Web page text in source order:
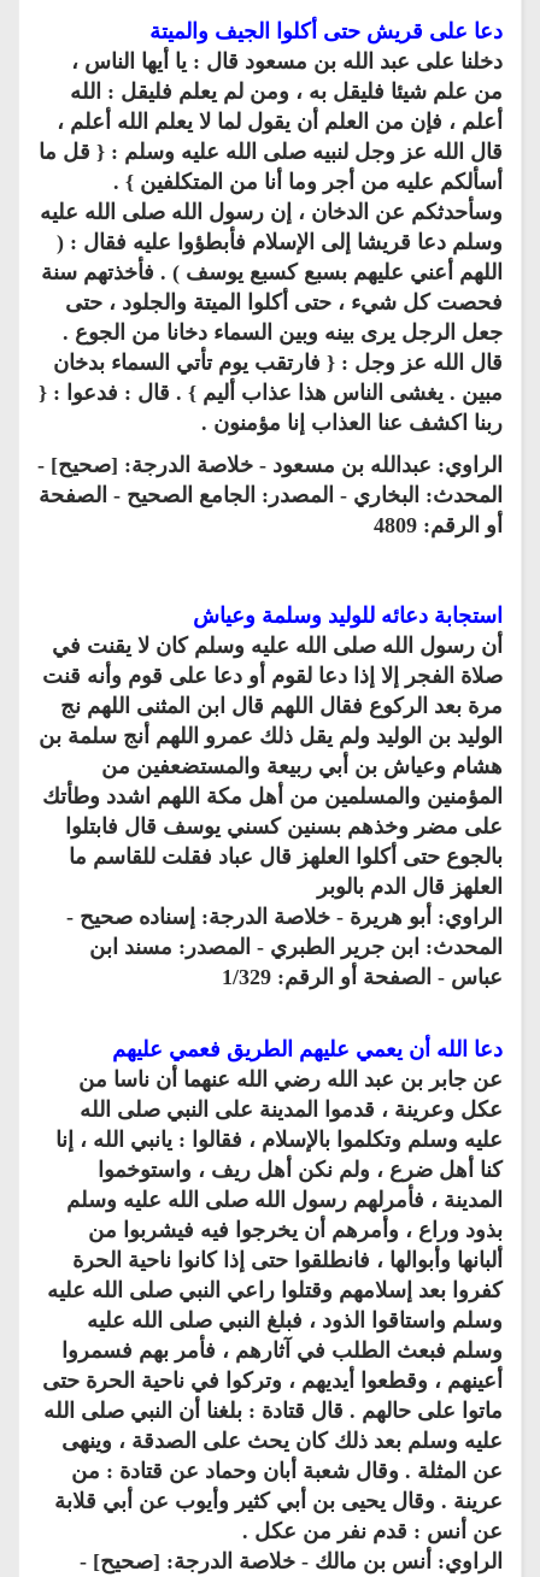
دعا على قريش حتى أكلوا الجيف والميتة
دخلنا على عبد الله بن مسعود قال : يا أيها الناس ،
من علم شيئا فليقل به ، ومن لم يعلم فليقل : الله
أعلم ، فإن من العلم أن يقول لما لا يعلم الله أعلم ،
قال الله عز وجل لنبيه صلى الله عليه وسلم : { قل ما
أسألكم عليه من أجر وما أنا من المتكلفين } .
وسأحدثكم عن الدخان ، إن رسول الله صلى الله عليه
وسلم دعا قريشا إلى الإسلام فأبطؤوا عليه فقال : (
اللهم أعني عليهم بسبع كسبع يوسف ) . فأخذتهم سنة
فحصت كل شيء ، حتى أكلوا الميتة والجلود ، حتى
جعل الرجل يرى بينه وبين السماء دخانا من الجوع .
قال الله عز وجل : { فارتقب يوم تأتي السماء بدخان
مبين . يغشى الناس هذا عذاب أليم } . قال : فدعوا : {
ربنا اكشف عنا العذاب إنا مؤمنون .
الراوي: عبدالله بن مسعود - خلاصة الدرجة: [صحيح] -
المحدث: البخاري - المصدر: الجامع الصحيح - الصفحة
أو الرقم: 4809
استجابة دعائه للوليد وسلمة وعياش
أن رسول الله صلى الله عليه وسلم كان لا يقنت في
صلاة الفجر إلا إذا دعا لقوم أو دعا على قوم وأنه قنت
مرة بعد الركوع فقال اللهم قال ابن المثنى اللهم نج
الوليد بن الوليد ولم يقل ذلك عمرو اللهم أنج سلمة بن
هشام وعياش بن أبي ربيعة والمستضعفين من
المؤمنين والمسلمين من أهل مكة اللهم اشدد وطأتك
على مضر وخذهم بسنين كسني يوسف قال فابتلوا
بالجوع حتى أكلوا العلهز قال عباد فقلت للقاسم ما
العلهز قال الدم بالوبر
الراوي: أبو هريرة - خلاصة الدرجة: إسناده صحيح -
المحدث: ابن جرير الطبري - المصدر: مسند ابن
عباس - الصفحة أو الرقم: 1/329
دعا الله أن يعمي عليهم الطريق فعمي عليهم
عن جابر بن عبد الله رضي الله عنهما أن ناسا من
عكل وعرينة ، قدموا المدينة على النبي صلى الله
عليه وسلم وتكلموا بالإسلام ، فقالوا : يانبي الله ، إنا
كنا أهل ضرع ، ولم نكن أهل ريف ، واستوخموا
المدينة ، فأمرلهم رسول الله صلى الله عليه وسلم
بذود وراع ، وأمرهم أن يخرجوا فيه فيشربوا من
ألبانها وأبوالها ، فانطلقوا حتى إذا كانوا ناحية الحرة
كفروا بعد إسلامهم وقتلوا راعي النبي صلى الله عليه
وسلم واستاقوا الذود ، فبلغ النبي صلى الله عليه
وسلم فبعث الطلب في آثارهم ، فأمر بهم فسمروا
أعينهم ، وقطعوا أيديهم ، وتركوا في ناحية الحرة حتى
ماتوا على حالهم . قال قتادة : بلغنا أن النبي صلى الله
عليه وسلم بعد ذلك كان يحث على الصدقة ، وينهى
عن المثلة . وقال شعبة أبان وحماد عن قتادة : من
عرينة . وقال يحيى بن أبي كثير وأيوب عن أبي قلابة
عن أنس : قدم نفر من عكل .
الراوي: أنس بن مالك - خلاصة الدرجة: [صحيح] -